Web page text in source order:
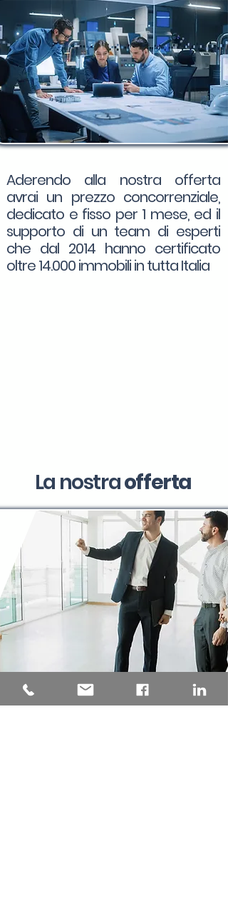
Aderendo alla nostra offerta
avrai un prezzo concorrenziale,
dedicato e fisso per 1 mese, ed il
supporto di un team di esperti
che dal 2014 hanno certificato
oltre 14.000 immobili in tutta Italia
La nostraofferta
Una consulenza tecnica